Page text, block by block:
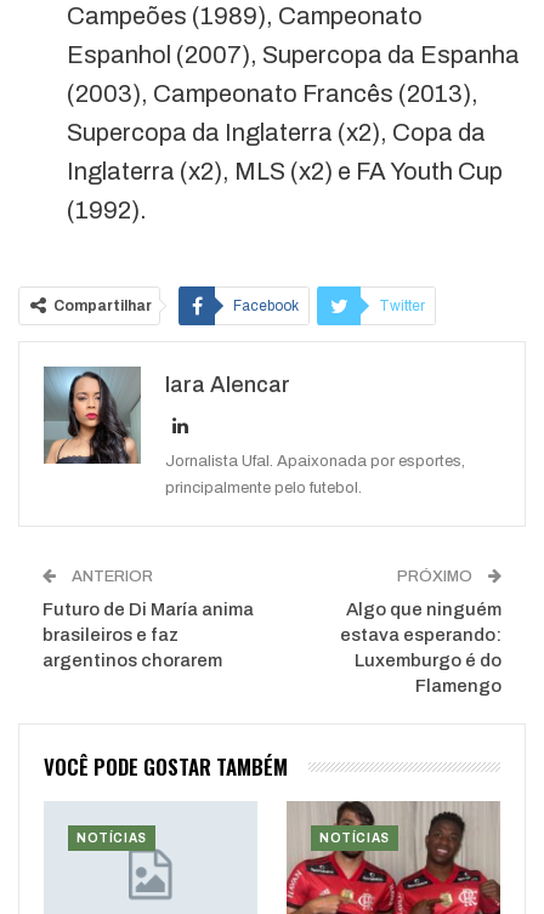
Campeões (1989), Campeonato
Espanhol (2007), Supercopa da Espanha
(2003), Campeonato Francês (2013),
Supercopa da Inglaterra (x2), Copa da
Inglaterra (x2), MLS (x2) e FA Youth Cup
(1992).
Compartilhar Facebook Twitter
WhatsApp
Iara Alencar
Jornalista Ufal. Apaixonada por esportes,
principalmente pelo futebol.
ANTERIOR
Futuro de Di María anima
brasileiros e faz
argentinos chorarem
PRÓXIMO
Algo que ninguém
estava esperando:
Luxemburgo é do
Flamengo
VOCÊ PODE GOSTAR TAMBÉM
NOTÍCIAS NOTÍCIAS